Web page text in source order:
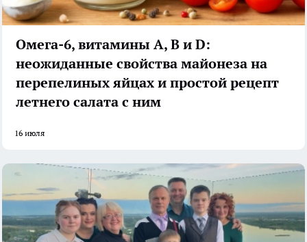
Омега-6, витамины А, В и D:
неожиданные свойства майонеза на
перепелиных яйцах и простой рецепт
летнего салата с ним
16 июля